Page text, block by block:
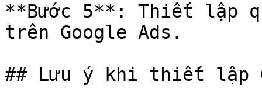
**Bước 5**: Thiết lập
trên Google Ads.
## Lưu ý khi thiết lập